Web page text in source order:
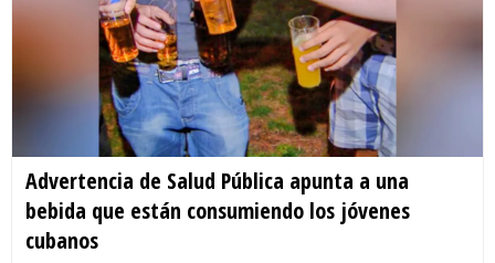
Advertencia de Salud Pública apunta a una
bebida que están consumiendo los jóvenes
cubanos